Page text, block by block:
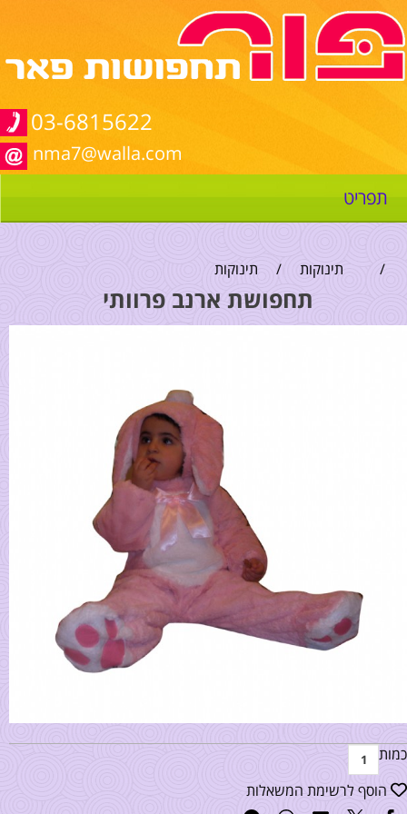
03-6815622
nma7@walla.com
תפריט
/ תינוקות / תינוקות
תחפושת ארנב פרוותי
כמות
הוסף לרשימת המשאלות